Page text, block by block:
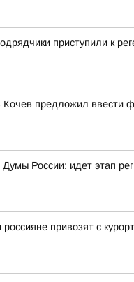
приступили к
предложил ввести
России: идет этап
привозят с